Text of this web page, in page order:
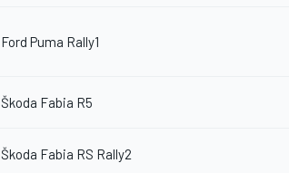
Ford Puma Rally1
Škoda Fabia R5
Škoda Fabia RS Rally2